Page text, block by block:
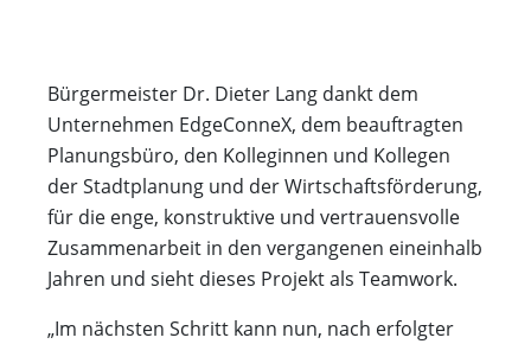
Bürgermeister Dr. Dieter Lang dankt dem
Unternehmen EdgeConneX, dem beauftragten
Planungsbüro, den Kolleginnen und Kollegen
der Stadtplanung und der Wirtschaftsförderung,
für die enge, konstruktive und vertrauensvolle
Zusammenarbeit in den vergangenen eineinhalb
Jahren und sieht dieses Projekt als Teamwork.
„Im nächsten Schritt kann nun, nach erfolgter